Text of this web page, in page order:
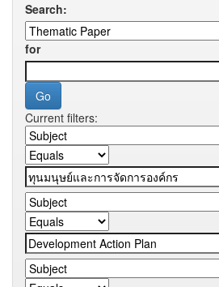
Search:
for
Current filters: